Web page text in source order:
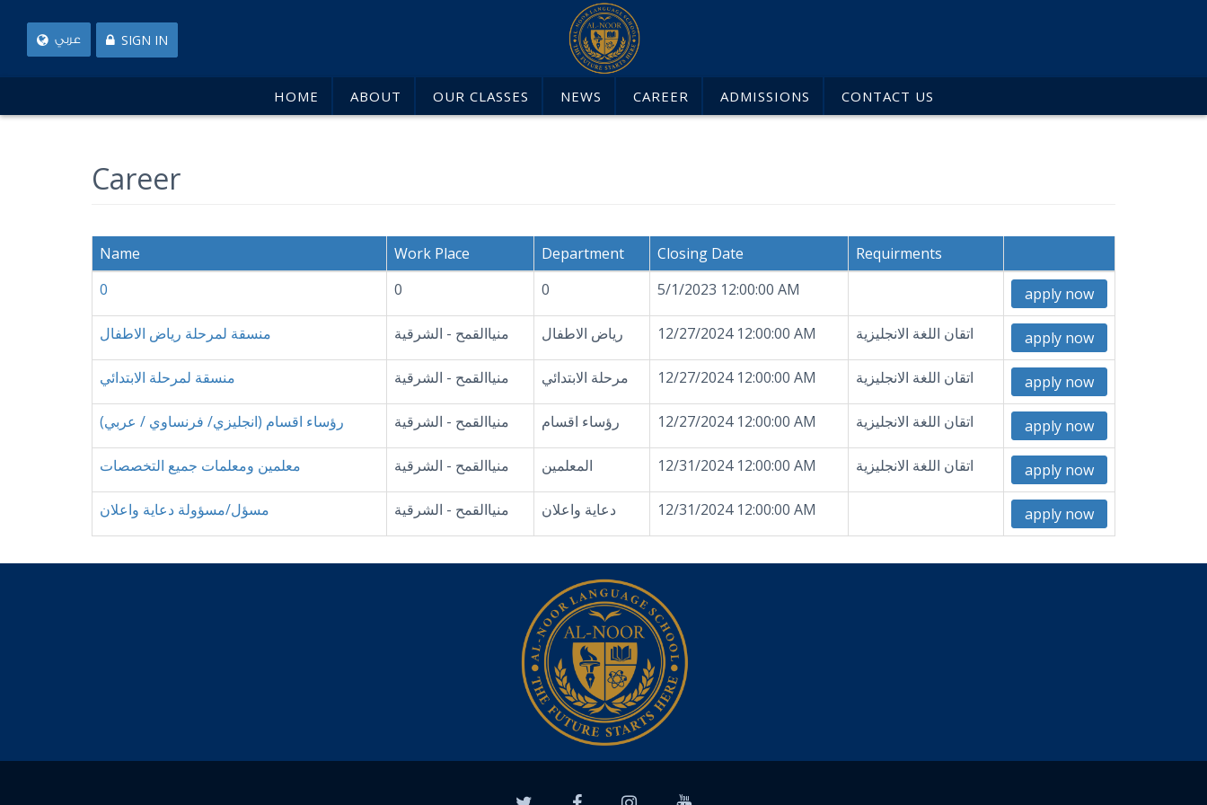
عربي SIGN IN
HOME ABOUT OUR CLASSES NEWS CAREER ADMISSIONS CONTACT US
Career
Name Work Place Department Closing Date
Requirments
0
0 0 5/1/2023 12:00:00 AM
apply now
منسقة لمرحلة رياض الاطفال
منياالقمح - الشرقية رياض الاطفال 12/27/2024 12:00:00 AM
apply now
منسقة لمرحلة الابتدائي
منياالقمح - الشرقية مرحلة الابتدائي 12/27/2024 12:00:00 AM
apply now
رؤساء اقسام (انجليزي/ فرنساوي / عربي)
منياالقمح - الشرقية رؤساء اقسام 12/27/2024 12:00:00 AM اتقان اللغة الانجليزية
apply now
معلمين ومعلمات جميع التخصصات
منياالقمح - الشرقية المعلمين 12/31/2024 12:00:00 AM اتقان اللغة الانجليزية
apply now
مسؤل/مسؤولة دعاية واعلان
منياالقمح - الشرقية دعاية واعلان 12/31/2024 12:00:00 AM apply now